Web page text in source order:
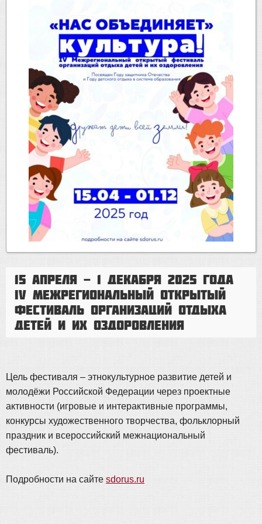
15 апреля - 1 декабря 2025 года
IV Межрегиональный открытый
фестиваль организаций отдыха
детей и их оздоровления
Цель фестиваля – этнокультурное развитие детей и
молодёжи Российской Федерации через проектные
активности (игровые и интерактивные программы,
конкурсы художественного творчества, фольклорный
праздник и всероссийский межнациональный
фестиваль).
Подробности на сайте sdorus.ru